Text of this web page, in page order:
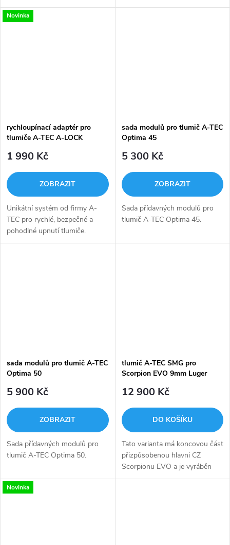
zbraň. Sám funguje jako účinný
eliminátor výšlehu i u velmi
(např. verze ATEC01836) nebo
Novinka
rychloupínací adaptér pro
tlumiče A-TEC A-LOCK
1 990 Kč
ZOBRAZIT
Unikátní systém od firmy A-
TEC pro rychlé, bezpečné a
pohodlné upnutí tlumiče.
Adaptér A-LOCK našroubujete
sada modulů pro tlumič A-TEC
Optima 45
5 300 Kč
ZOBRAZIT
Sada přídavných modulů pro
tlumič A-TEC Optima 45.
sada modulů pro tlumič A-TEC
Optima 50
5 900 Kč
ZOBRAZIT
Sada přídavných modulů pro
tlumič A-TEC Optima 50.
tlumič A-TEC SMG pro
Scorpion EVO 9mm Luger
12 900 Kč
DO KOŠÍKU
Tato varianta má koncovou část
přizpůsobenou hlavni CZ
Scorpionu EVO a je vyráběn
pouze v rázži 9mm Luger.
Novinka